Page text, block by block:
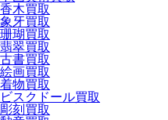
香木買取
象牙買取
珊瑚買取
翡翠買取
古書買取
絵画買取
着物買取
ビスクドール買取
彫刻買取